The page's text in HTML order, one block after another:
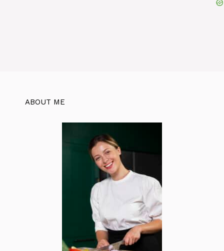
ABOUT ME